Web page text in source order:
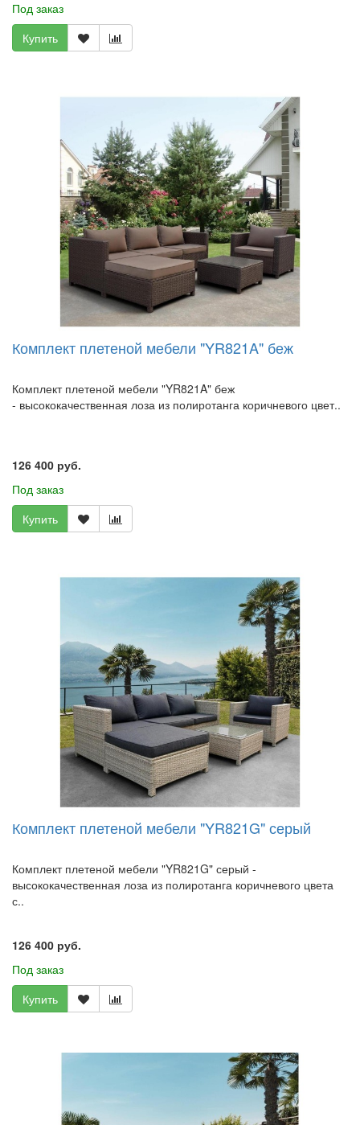
Под заказ
Купить
Комплект плетеной мебели "YR821A" беж
Комплект плетеной мебели "YR821A" беж
- высококачественная лоза из полиротанга коричневого цвет..
126 400 руб.
Под заказ
Купить
Комплект плетеной мебели "YR821G" серый
Комплект плетеной мебели "YR821G" серый -
высококачественная лоза из полиротанга коричневого цвета
с..
126 400 руб.
Под заказ
Купить